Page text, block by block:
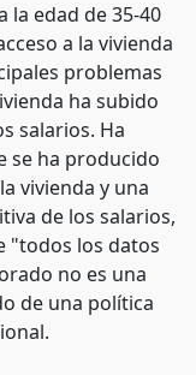
la edad de 35-40
a la vivienda
problemas
ha subido
salarios. Ha
se ha producido
vivienda y una
de los salarios,
"todos los datos
no es una
de una política